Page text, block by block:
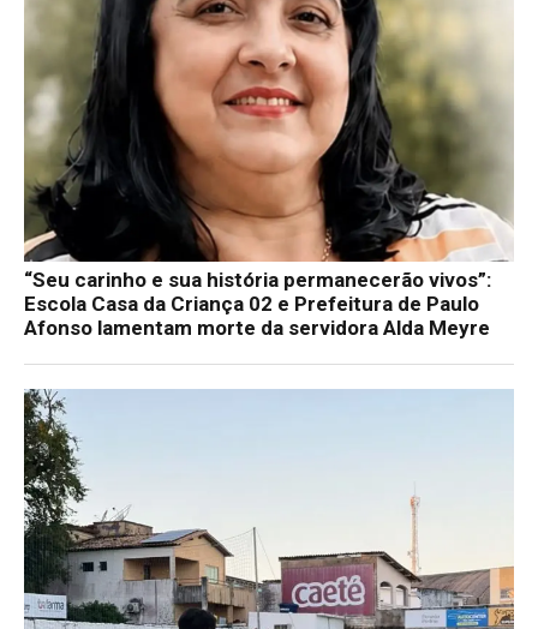
“Seu carinho e sua história permanecerão vivos”:
Escola Casa da Criança 02 e Prefeitura de Paulo
Afonso lamentam morte da servidora Alda Meyre